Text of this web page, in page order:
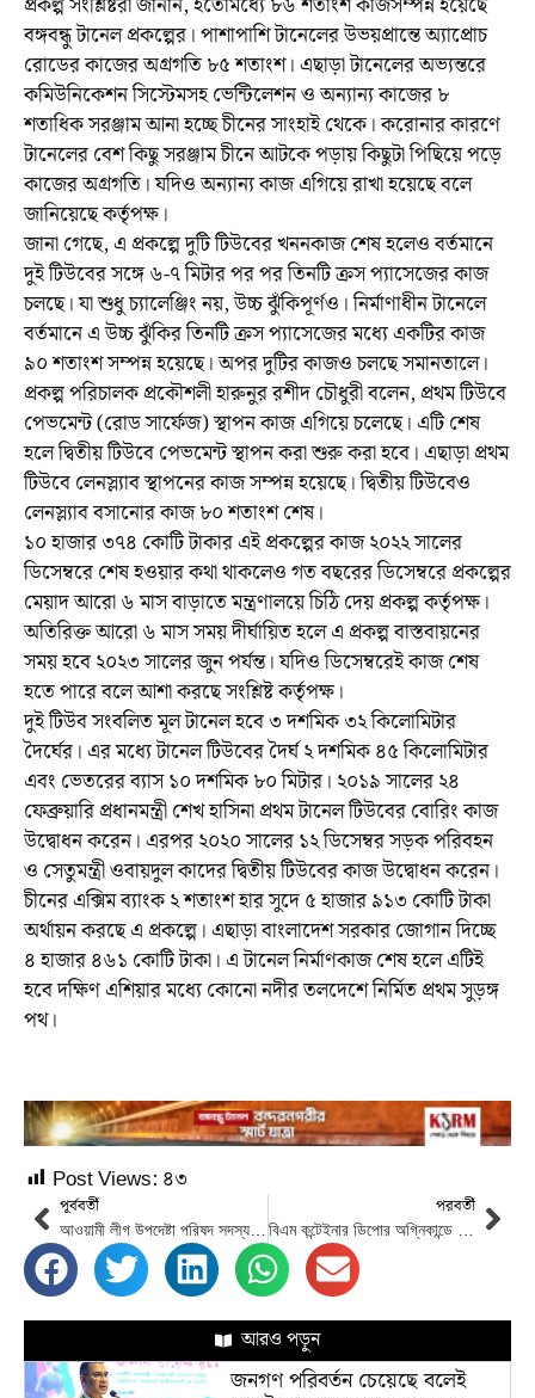
বঙ্গবন্ধু টানেল প্রকল্পের। পাশাপাশি টানেলের উভয়প্রান্তে অ্যাপ্রোচ
রোডের কাজের অগ্রগতি ৮৫ শতাংশ। এছাড়া টানেলের অভ্যন্তরে
কমিউনিকেশন সিস্টেমসহ ভেন্টিলেশন ও অন্যান্য কাজের ৮
শতাধিক সরঞ্জাম আনা হচ্ছে চীনের সাংহাই থেকে। করোনার কারণে
টানেলের বেশ কিছু সরঞ্জাম চীনে আটকে পড়ায় কিছুটা পিছিয়ে পড়ে
কাজের অগ্রগতি। যদিও অন্যান্য কাজ এগিয়ে রাখা হয়েছে বলে
জানিয়েছে কর্তৃপক্ষ।
জানা গেছে, এ প্রকল্পে দুটি টিউবের খননকাজ শেষ হলেও বর্তমানে
দুই টিউবের সঙ্গে ৬-৭ মিটার পর পর তিনটি ক্রস প্যাসেজের কাজ
চলছে। যা শুধু চ্যালেঞ্জিং নয়, উচ্চ ঝুঁকিপূর্ণও। নির্মাণাধীন টানেলে
বর্তমানে এ উচ্চ ঝুঁকির তিনটি ক্রস প্যাসেজের মধ্যে একটির কাজ
৯০ শতাংশ সম্পন্ন হয়েছে। অপর দুটির কাজও চলছে সমানতালে।
প্রকল্প পরিচালক প্রকৌশলী হারুনুর রশীদ চৌধুরী বলেন, প্রথম টিউবে
পেভমেন্ট (রোড সার্ফেজ) স্থাপন কাজ এগিয়ে চলেছে। এটি শেষ
হলে দ্বিতীয় টিউবে পেভমেন্ট স্থাপন করা শুরু করা হবে। এছাড়া প্রথম
টিউবে লেনস্ল্যাব স্থাপনের কাজ সম্পন্ন হয়েছে। দ্বিতীয় টিউবেও
লেনস্ল্যাব বসানোর কাজ ৮০ শতাংশ শেষ।
১০ হাজার ৩৭৪ কোটি টাকার এই প্রকল্পের কাজ ২০২২ সালের
ডিসেম্বরে শেষ হওয়ার কথা থাকলেও গত বছরের ডিসেম্বরে প্রকল্পের
মেয়াদ আরো ৬ মাস বাড়াতে মন্ত্রণালয়ে চিঠি দেয় প্রকল্প কর্তৃপক্ষ।
অতিরিক্ত আরো ৬ মাস সময় দীর্ঘায়িত হলে এ প্রকল্প বাস্তবায়নের
সময় হবে ২০২৩ সালের জুন পর্যন্ত। যদিও ডিসেম্বরেই কাজ শেষ
হতে পারে বলে আশা করছে সংশ্লিষ্ট কর্তৃপক্ষ।
দুই টিউব সংবলিত মূল টানেল হবে ৩ দশমিক ৩২ কিলোমিটার
দৈর্ঘের। এর মধ্যে টানেল টিউবের দৈর্ঘ ২ দশমিক ৪৫ কিলোমিটার
এবং ভেতরের ব্যাস ১০ দশমিক ৮০ মিটার। ২০১৯ সালের ২৪
ফেব্রুয়ারি প্রধানমন্ত্রী শেখ হাসিনা প্রথম টানেল টিউবের বোরিং কাজ
উদ্বোধন করেন। এরপর ২০২০ সালের ১২ ডিসেম্বর সড়ক পরিবহন
ও সেতুমন্ত্রী ওবায়দুল কাদের দ্বিতীয় টিউবের কাজ উদ্বোধন করেন।
চীনের এক্সিম ব্যাংক ২ শতাংশ হার সুদে ৫ হাজার ৯১৩ কোটি টাকা
অর্থায়ন করছে এ প্রকল্পে। এছাড়া বাংলাদেশ সরকার জোগান দিচ্ছে
৪ হাজার ৪৬১ কোটি টাকা। এ টানেল নির্মাণকাজ শেষ হলে এটিই
হবে দক্ষিণ এশিয়ার মধ্যে কোনো নদীর তলদেশে নির্মিত প্রথম সুড়ঙ্গ
পথ।
Post Views: ৪৩
পূর্ববর্তী পরবর্তী
আরও পড়ুন
জনগণ পরিবর্তন চেয়েছে বলেই